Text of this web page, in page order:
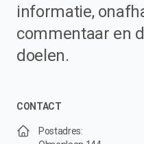
informatie,
commentaar en
doelen.
CONTACT
Postadres: